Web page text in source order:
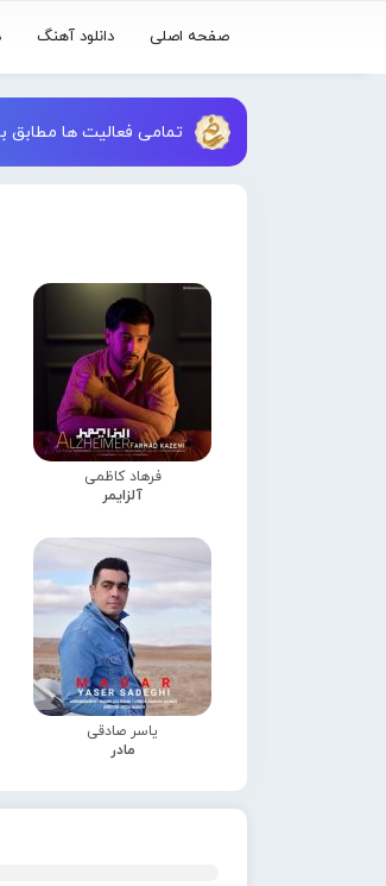
صفحه اصلی دانلود آهنگ
تمامی فعالیت ها مطابق
فرهاد کاظمی
آلزایمر
یاسر صادقی
مادر